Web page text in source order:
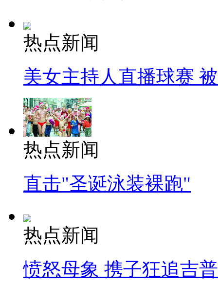
热点新闻
美女主持人直播球赛
热点新闻
直击"圣诞泳装裸跑"
热点新闻
愤怒母象 携子狂追吉